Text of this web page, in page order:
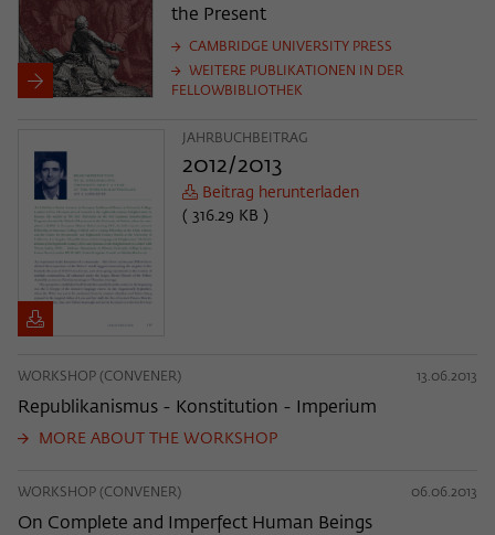
the Present
CAMBRIDGE UNIVERSITY PRESS
WEITERE PUBLIKATIONEN IN DER
FELLOWBIBLIOTHEK
JAHRBUCHBEITRAG
2012/2013
Beitrag herunterladen
( 316.29 KB )
WORKSHOP (CONVENER) 13.06.2013
Republikanismus - Konstitution - Imperium
MORE ABOUT THE WORKSHOP
WORKSHOP (CONVENER) 06.06.2013
On Complete and Imperfect Human Beings